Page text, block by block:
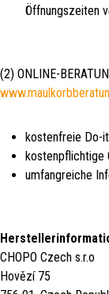
Öffnungszeiten
(2) ONLINE-
kostenfreie Do-
kostenpflichtige
umfangreiche
CHOPO Czech s.r.o
Hovězí 75